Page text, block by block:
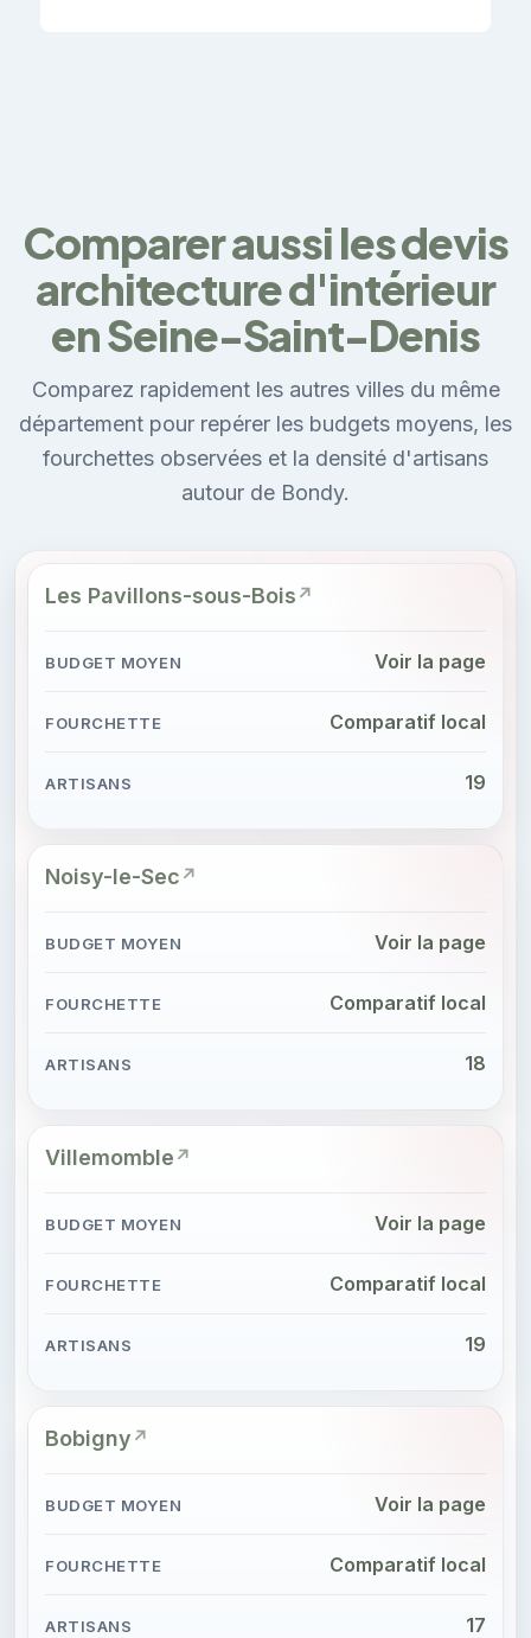
Comparer aussi les devis
architecture d'intérieur
en Seine-Saint-Denis
Comparez rapidement les autres villes du même
département pour repérer les budgets moyens, les
fourchettes observées et la densité d'artisans
autour de Bondy.
Les Pavillons-sous-Bois
Voir la page
Comparatif local
19
Noisy-le-Sec
Voir la page
Comparatif local
18
Villemomble
Voir la page
Comparatif local
19
Bobigny
Voir la page
Comparatif local
17